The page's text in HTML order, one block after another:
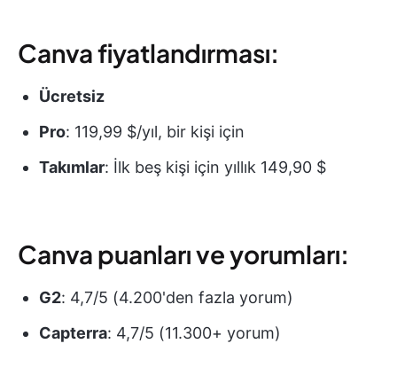
Canva fiyatlandırması:
Ücretsiz
Pro: 119,99 $/yıl, bir kişi için
Takımlar: İlk beş kişi için yıllık 149,90 $
Canva puanları ve yorumları:
G2: 4,7/5 (4.200'den fazla yorum)
Capterra: 4,7/5 (11.300+ yorum)